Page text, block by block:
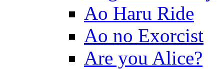
Ao Haru Ride
Ao no Exorcist
Are you Alice?